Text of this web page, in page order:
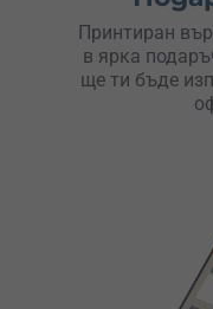
Принтиран
в ярка
ще ти бъде